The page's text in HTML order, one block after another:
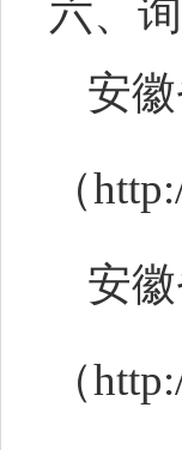
六、
安
（
安
（